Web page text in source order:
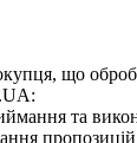
що
та